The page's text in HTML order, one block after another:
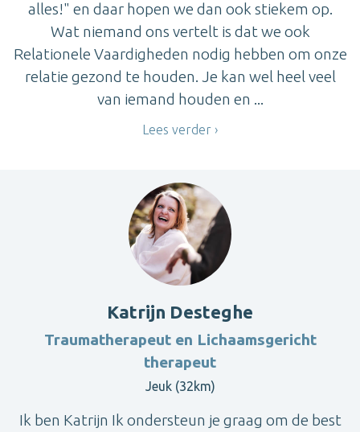
alles!" en daar hopen we dan ook stiekem op.
Wat niemand ons vertelt is dat we ook
Relationele Vaardigheden nodig hebben om onze
relatie gezond te houden. Je kan wel heel veel
van iemand houden en ...
Lees verder
Katrijn Desteghe
Traumatherapeut en Lichaamsgericht
therapeut
Jeuk (32km)
Ik ben Katrijn Ik ondersteun je graag om de best